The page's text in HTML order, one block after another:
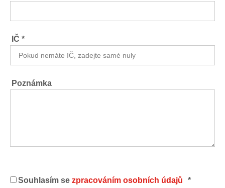
IČ *
Poznámka
Souhlasím se zpracováním osobních údajů *